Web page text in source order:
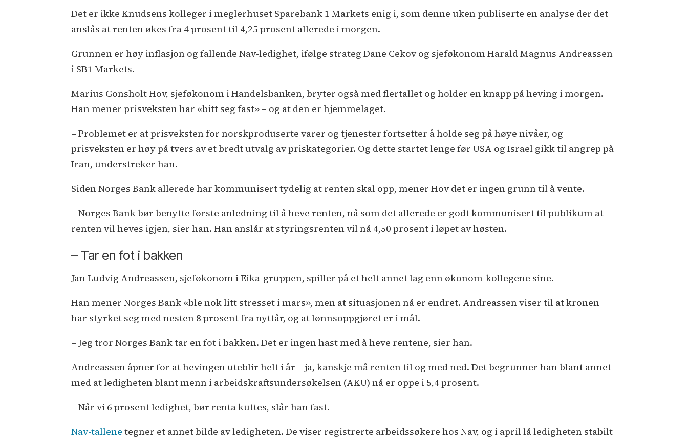
Det er ikke Knudsens kolleger i meglerhuset Sparebank 1 Markets enig i, som denne uken publiserte en analyse der det
anslås at renten økes fra 4 prosent til 4,25 prosent allerede i morgen.
Grunnen er høy inflasjon og fallende Nav-ledighet, ifølge strateg Dane Cekov og sjeføkonom Harald Magnus Andreassen
i SB1 Markets.
Marius Gonsholt Hov, sjeføkonom i Handelsbanken, bryter også med flertallet og holder en knapp på heving i morgen.
Han mener prisveksten har «bitt seg fast» – og at den er hjemmelaget.
– Problemet er at prisveksten for norskproduserte varer og tjenester fortsetter å holde seg på høye nivåer, og
prisveksten er høy på tvers av et bredt utvalg av priskategorier. Og dette startet lenge før USA og Israel gikk til angrep på
Iran, understreker han.
Siden Norges Bank allerede har kommunisert tydelig at renten skal opp, mener Hov det er ingen grunn til å vente.
– Norges Bank bør benytte første anledning til å heve renten, nå som det allerede er godt kommunisert til publikum at
renten vil heves igjen, sier han. Han anslår at styringsrenten vil nå 4,50 prosent i løpet av høsten.
– Tar en fot i bakken
Jan Ludvig Andreassen, sjeføkonom i Eika-gruppen, spiller på et helt annet lag enn økonom-kollegene sine.
Han mener Norges Bank «ble nok litt stresset i mars», men at situasjonen nå er endret. Andreassen viser til at kronen
har styrket seg med nesten 8 prosent fra nyttår, og at lønnsoppgjøret er i mål.
– Jeg tror Norges Bank tar en fot i bakken. Det er ingen hast med å heve rentene, sier han.
Andreassen åpner for at hevingen uteblir helt i år – ja, kanskje må renten til og med ned. Det begrunner han blant annet
med at ledigheten blant menn i arbeidskraftsundersøkelsen (AKU) nå er oppe i 5,4 prosent.
– Når vi 6 prosent ledighet, bør renta kuttes, slår han fast.
Nav-tallene tegner et annet bilde av ledigheten. De viser registrerte arbeidssøkere hos Nav, og i april lå ledigheten stabilt